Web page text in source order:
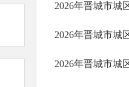
2026年晋城市城
2026年晋城市城
2026年晋城市城